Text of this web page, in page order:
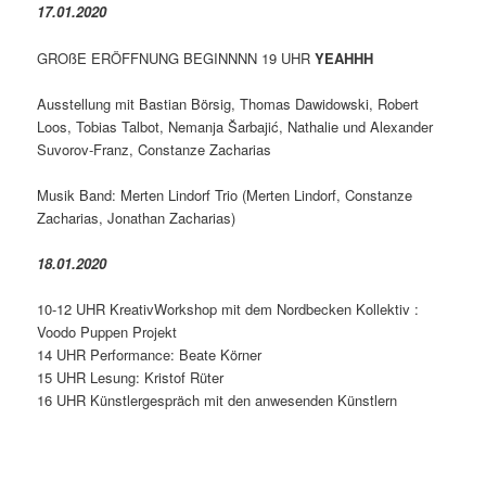
17.01.2020
GROßE ERÖFFNUNG BEGINNNN 19 UHRYEAHHH
Ausstellung mit Bastian Börsig, Thomas Dawidowski, Robert
Loos, Tobias Talbot, Nemanja Šarbajić, Nathalie und Alexander
Suvorov-Franz, Constanze Zacharias
Musik Band: Merten Lindorf Trio (Merten Lindorf, Constanze
Zacharias, Jonathan Zacharias)
18.01.2020
10-12 UHR KreativWorkshop mit dem Nordbecken Kollektiv :
Voodo Puppen Projekt
14 UHR Performance: Beate Körner
15 UHR Lesung: Kristof Rüter
16 UHR Künstlergespräch mit den anwesenden Künstlern